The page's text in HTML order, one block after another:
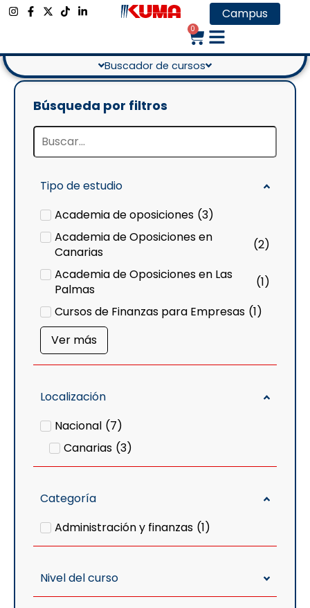
Campus
0
Buscador de cursos
MODALIDAD
Semipresencial
Búsqueda por filtros
Tipo de estudio
Academia de oposiciones (3)
Academia de Oposiciones en
Canarias
(2)
Academia de Oposiciones en Las
Palmas
(1)
Cursos de Finanzas para Empresas (1)
Ver más
Localización
Nacional (7)
Canarias (3)
Categoría
Administración y finanzas (1)
Nivel del curso